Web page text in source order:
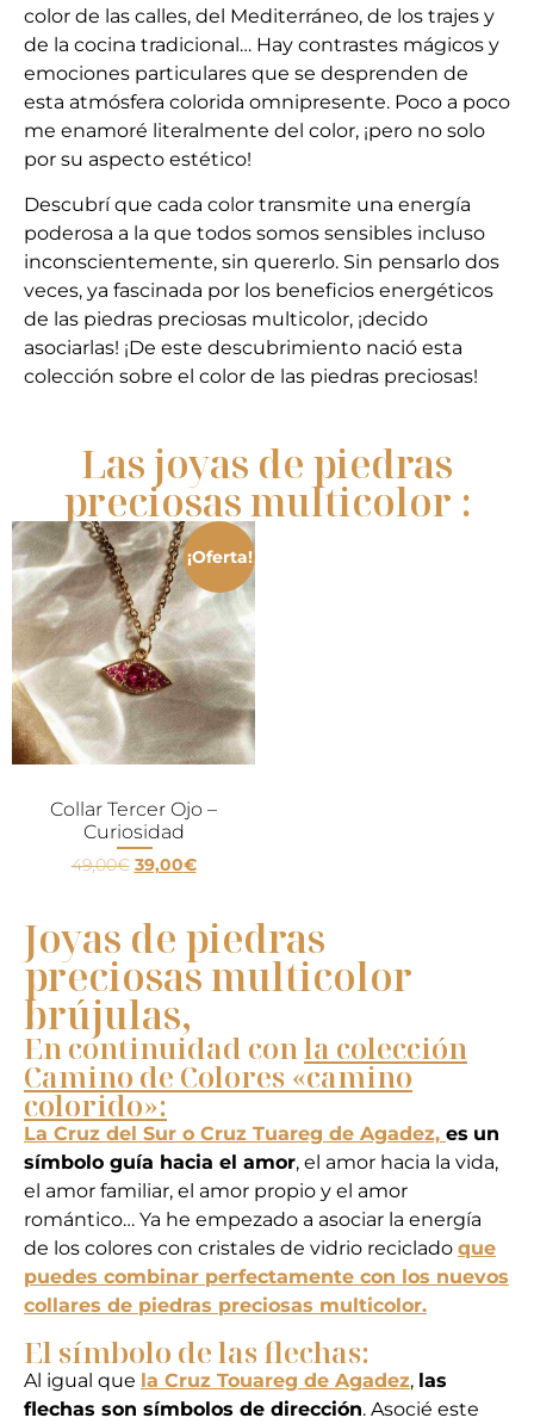
color de las calles, del Mediterráneo, de los trajes y
de la cocina tradicional… Hay contrastes mágicos y
emociones particulares que se desprenden de
esta atmósfera colorida omnipresente. Poco a poco
me enamoré literalmente del color, ¡pero no solo
por su aspecto estético!
Descubrí que cada color transmite una energía
poderosa a la que todos somos sensibles incluso
inconscientemente, sin quererlo. Sin pensarlo dos
veces, ya fascinada por los beneficios energéticos
de las piedras preciosas multicolor, ¡decido
asociarlas! ¡De este descubrimiento nació esta
colección sobre el color de las piedras preciosas!
Las joyas de piedras
preciosas multicolor :
¡Oferta!
Collar Tercer Ojo –
Curiosidad
49,00€ 39,00€
Joyas de piedras
preciosas multicolor
brújulas,
En continuidad conla colección
Camino de Colores «camino
colorido»:
La Cruz del Sur o Cruz Tuareg de Agadez, es un
símbolo guía hacia el amor, el amor hacia la vida,
el amor familiar, el amor propio y el amor
romántico… Ya he empezado a asociar la energía
de los colores con cristales de vidrio reciclado que
puedes combinar perfectamente con los nuevos
collares de piedras preciosas multicolor.
El símbolo de las flechas:
Al igual que la Cruz Touareg de Agadez, las
flechas son símbolos de dirección. Asocié este